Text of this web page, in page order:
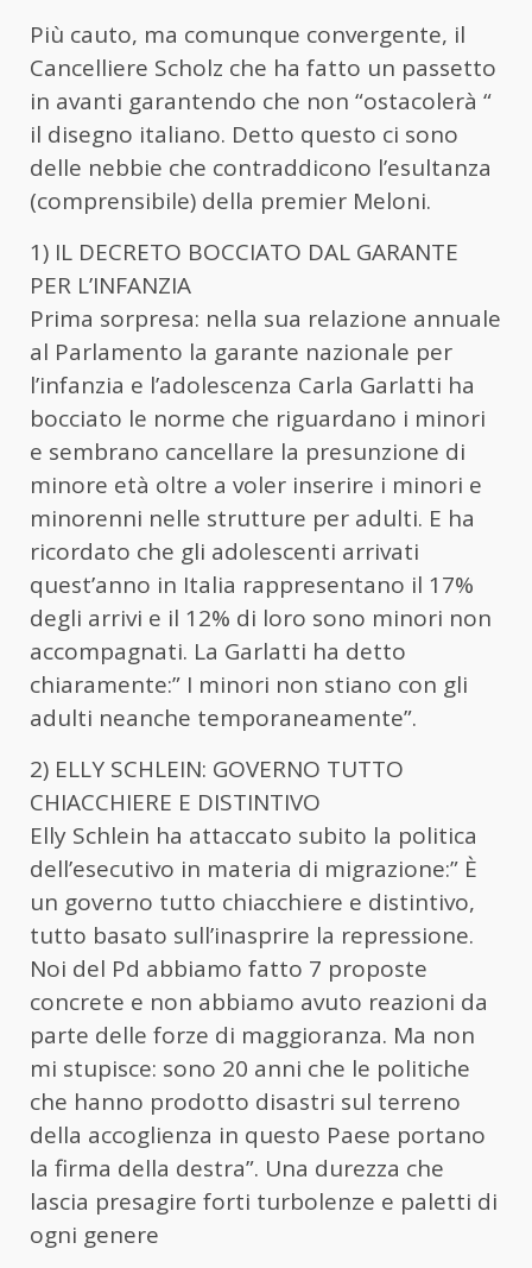
Più cauto, ma comunque convergente, il
Cancelliere Scholz che ha fatto un passetto
in avanti garantendo che non “ostacolerà “
il disegno italiano. Detto questo ci sono
delle nebbie che contraddicono l’esultanza
(comprensibile) della premier Meloni.
1) IL DECRETO BOCCIATO DAL GARANTE
PER L’INFANZIA
Prima sorpresa: nella sua relazione annuale
al Parlamento la garante nazionale per
l’infanzia e l’adolescenza Carla Garlatti ha
bocciato le norme che riguardano i minori
e sembrano cancellare la presunzione di
minore età oltre a voler inserire i minori e
minorenni nelle strutture per adulti. E ha
ricordato che gli adolescenti arrivati
quest’anno in Italia rappresentano il 17%
degli arrivi e il 12% di loro sono minori non
accompagnati. La Garlatti ha detto
chiaramente:” I minori non stiano con gli
adulti neanche temporaneamente”.
2) ELLY SCHLEIN: GOVERNO TUTTO
CHIACCHIERE E DISTINTIVO
Elly Schlein ha attaccato subito la politica
dell’esecutivo in materia di migrazione:” È
un governo tutto chiacchiere e distintivo,
tutto basato sull’inasprire la repressione.
Noi del Pd abbiamo fatto 7 proposte
concrete e non abbiamo avuto reazioni da
parte delle forze di maggioranza. Ma non
mi stupisce: sono 20 anni che le politiche
che hanno prodotto disastri sul terreno
della accoglienza in questo Paese portano
la firma della destra”. Una durezza che
lascia presagire forti turbolenze e paletti di
ogni genere